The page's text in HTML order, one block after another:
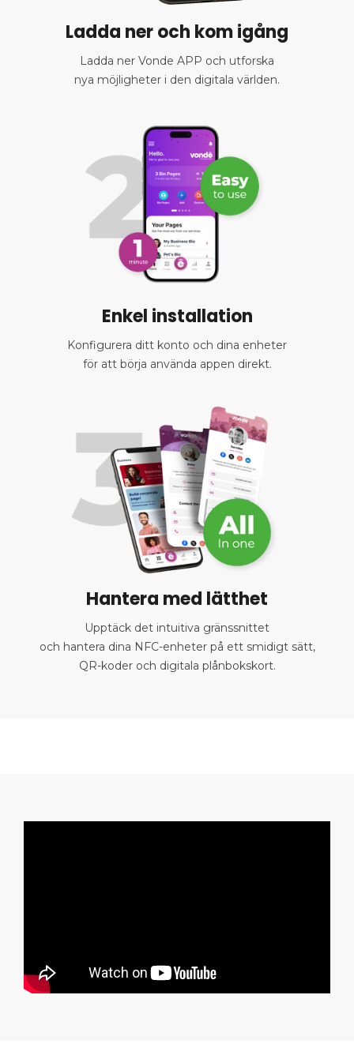
Ladda ner och kom igång
Ladda ner Vonde APP och utforska
nya möjligheter i den digitala världen.
Enkel installation
Konfigurera ditt konto och dina enheter
för att börja använda appen direkt.
Hantera med lätthet
Upptäck det intuitiva gränssnittet
och hantera dina NFC-enheter på ett smidigt sätt,
QR-koder och digitala plånbokskort.